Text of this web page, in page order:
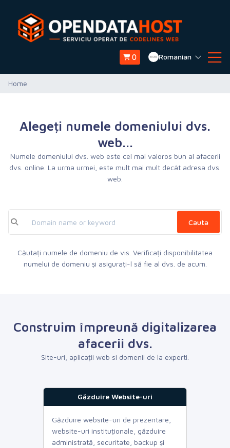
0 Romanian
Home
Alegeți numele domeniului dvs.
web...
Numele domeniului dvs. web este cel mai valoros bun al afacerii
dvs. online. La urma urmei, este mult mai mult decât adresa dvs.
web.
Cauta
Căutați numele de domeniu de vis. Verificați disponibilitatea
numelui de domeniu și asigurați-l să fie al dvs. de acum.
Construim împreună digitalizarea
afacerii dvs.
Site-uri, aplicații web si domenii de la experti.
Găzduire Website-uri
Găzduire website-uri de prezentare,
website-uri instituționale, găzduire
administrată, securitate, backup și